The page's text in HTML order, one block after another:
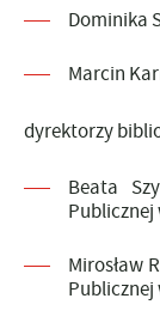
Dominika
Marcin
dyrektorzy
Beata
Publicznej
Mirosław
Publicznej